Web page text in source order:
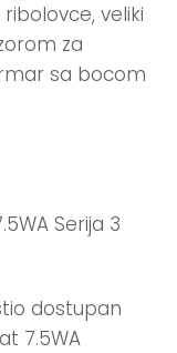
veliki
za
sa bocom
dostupan
7.5WA